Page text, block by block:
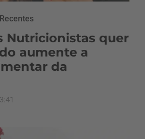
Recentes
Nutricionistas quer
aumente a
da